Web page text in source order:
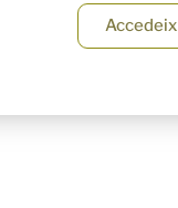
Accedeix